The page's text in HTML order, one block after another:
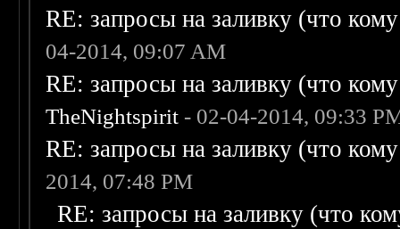
RE: запросы на заливку (что
04-2014, 09:07 AM
RE: запросы на заливку (что
TheNightspirit - 02-04-2014, 09:33
RE: запросы на заливку (что
2014, 07:48 PM
RE: запросы на заливку (что